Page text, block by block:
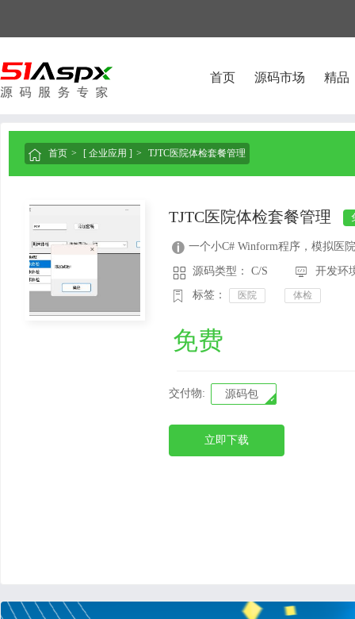
首页 源码市场 精品
 首页 [ 企业应用 ] TJTC医院体检套餐管理
TJTC医院体检套餐管理
 一个小C# Winform程序，模拟医
 源码类型： C/S  开发环
 标签： 医院 体检
免费
交付物: 源码包
立即下载